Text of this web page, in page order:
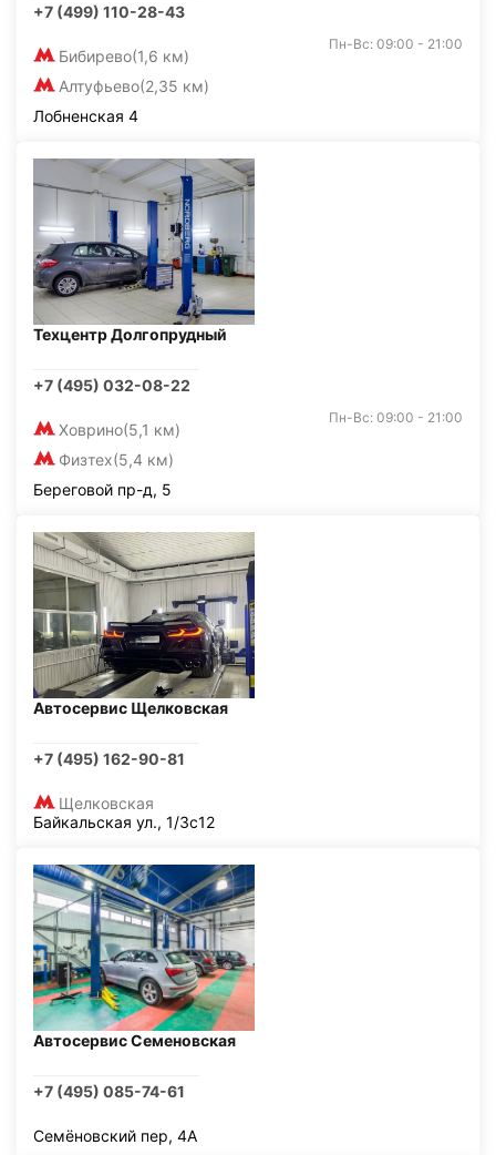
+7 (499) 110-28-43
Бибирево(1,6 км)
Алтуфьево(2,35 км)
Пн-Вс: 09:00 - 21:00
Лобненская 4
Техцентр Долгопрудный
+7 (495) 032-08-22
Ховрино(5,1 км)
Физтех(5,4 км)
Пн-Вс: 09:00 - 21:00
Береговой пр-д, 5
Автосервис Щелковская
+7 (495) 162-90-81
Щелковская
Байкальская ул., 1/3с12
Автосервис Семеновская
+7 (495) 085-74-61
Семёновский пер, 4А